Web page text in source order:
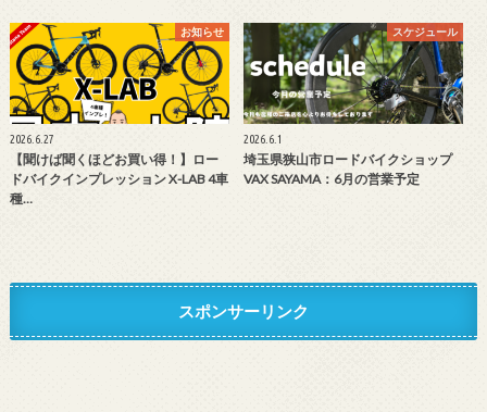
お知らせ
2026.6.27
【聞けば聞くほどお買い得！】ロー
ドバイクインプレッション X-LAB 4車
種…
スケジュール
2026.6.1
埼玉県狭山市ロードバイクショップ
VAX SAYAMA：6月の営業予定
スポンサーリンク